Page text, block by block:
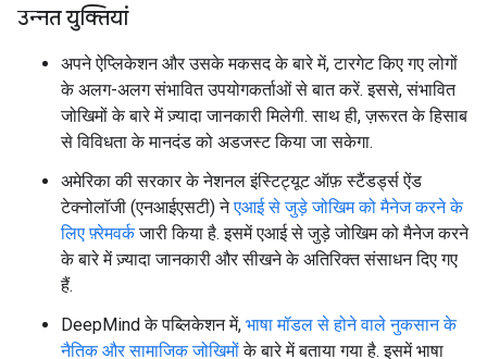
उन्नत युक्तियां
अपने ऐप्लिकेशन और उसके मकसद के बारे में, टारगेट किए गए लोगों
के अलग-अलग संभावित उपयोगकर्ताओं से बात करें. इससे, संभावित
जोखिमों के बारे में ज़्यादा जानकारी मिलेगी. साथ ही, ज़रूरत के हिसाब
से विविधता के मानदंड को अडजस्ट किया जा सकेगा.
अमेरिका की सरकार के नेशनल इंस्टिट्यूट ऑफ़ स्टैंडर्ड्स ऐंड
टेक्नोलॉजी (एनआईएसटी) नेएआई से जुड़े जोखिम को मैनेज करने के
लिए फ़्रेमवर्कजारी किया है. इसमें एआई से जुड़े जोखिम को मैनेज करने
के बारे में ज़्यादा जानकारी और सीखने के अतिरिक्त संसाधन दिए गए
हैं.
DeepMind के पब्लिकेशन में, भाषा मॉडल से होने वाले नुकसान के
नैतिक और सामाजिक जोखिमोंके बारे में बताया गया है. इसमें भाषा